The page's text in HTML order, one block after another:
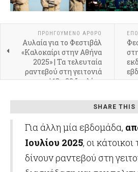
ΠΡΟΗΓΟΎΜΕΝΟ ΆΡΘΡΟ
Αυλαία για το Φεστιβάλ
«Καλοκαίρι στην Αθήνα
2025» | Τα τελευταία
ραντεβού στη γειτονιά
μας | 18 - 20 Ιουλίου
SHARE THIS
Για άλλη μία εβδομάδα,
Ιουλίου 2025, οι
δίνουν ραντεβού στη